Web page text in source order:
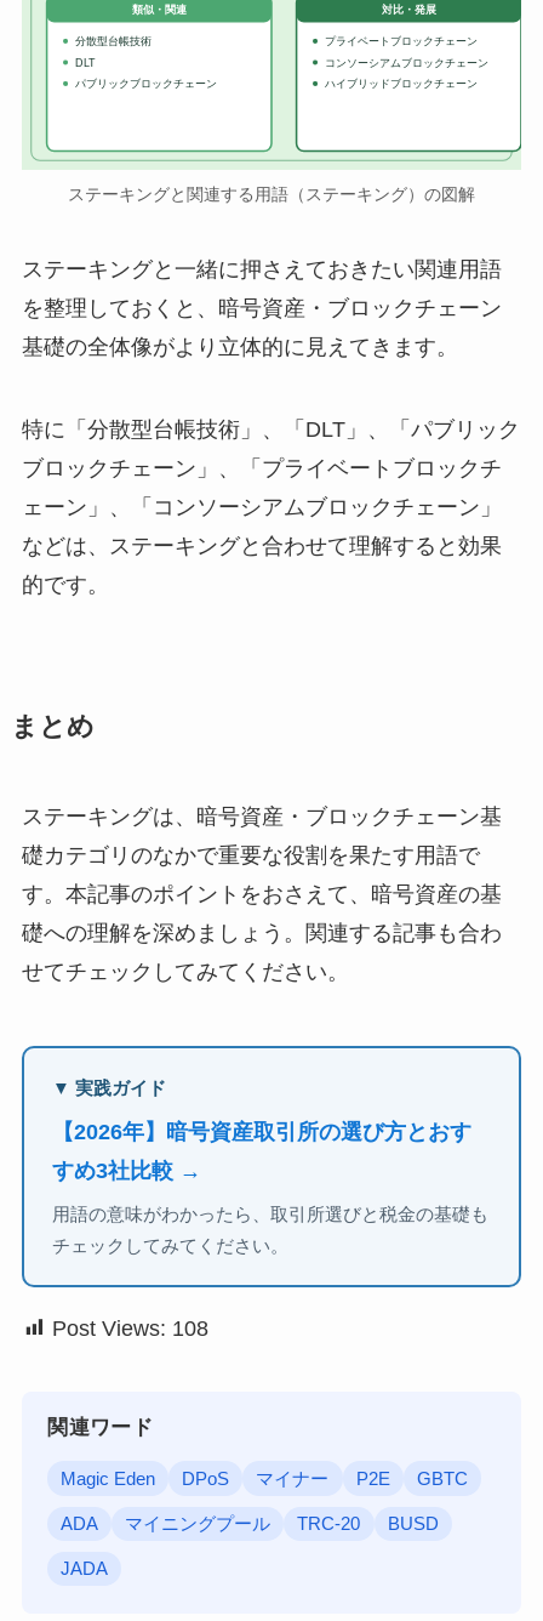
類似・関連
分散型台帳技術
DLT
パブリックブロックチェーン
対比・発展
プライベートブロックチェーン
コンソーシアムブロックチェーン
ハイブリッドブロックチェーン
ステーキングと関連する用語（ステーキング）の図解
ステーキングと一緒に押さえておきたい関連用語
を整理しておくと、暗号資産・ブロックチェーン
基礎の全体像がより立体的に見えてきます。
特に「分散型台帳技術」、「DLT」、「パブリック
ブロックチェーン」、「プライベートブロックチ
ェーン」、「コンソーシアムブロックチェーン」
などは、ステーキングと合わせて理解すると効果
的です。
まとめ
ステーキングは、暗号資産・ブロックチェーン基
礎カテゴリのなかで重要な役割を果たす用語で
す。本記事のポイントをおさえて、暗号資産の基
礎への理解を深めましょう。関連する記事も合わ
せてチェックしてみてください。
▼ 実践ガイド
【2026年】暗号資産取引所の選び方とおす
すめ3社比較 →
用語の意味がわかったら、取引所選びと税金の基礎も
チェックしてみてください。
Post Views: 108
関連ワード
Magic Eden DPoS マイナー P2E GBTC
ADA マイニングプール TRC-20 BUSD
JADA